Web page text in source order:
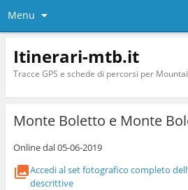
Menu
Itinerari-mtb.it
Tracce GPS e schede di percorsi per
Monte Boletto e Monte
Online dal 05-06-2019
Accedi al set fotografico completo
descrittive